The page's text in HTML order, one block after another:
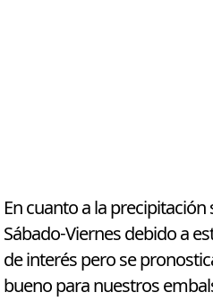
En cuanto a la precipitación
Sábado-Viernes debido a
de interés pero se
bueno para nuestros